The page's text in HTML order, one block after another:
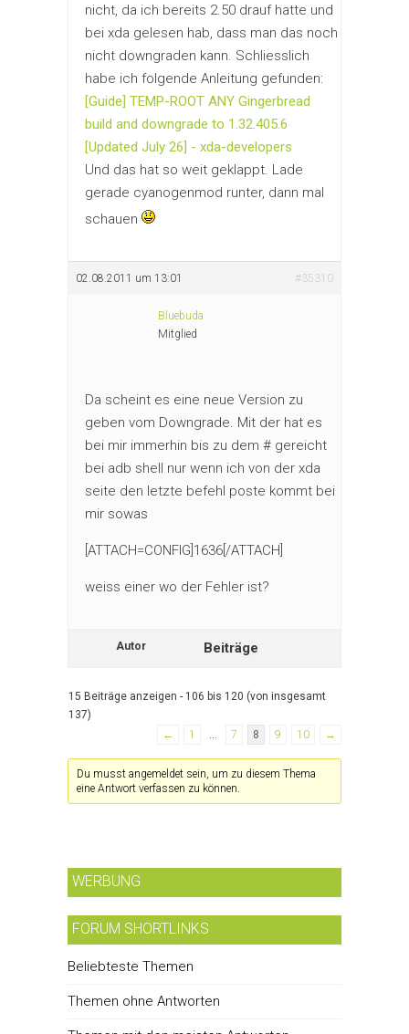
nicht, da ich bereits 2.50 drauf hatte und
bei xda gelesen hab, dass man das noch
nicht downgraden kann. Schliesslich
habe ich folgende Anleitung gefunden:
[Guide] TEMP-ROOT ANY Gingerbread
build and downgrade to 1.32.405.6
[Updated July 26] - xda-developers
Und das hat so weit geklappt. Lade
gerade cyanogenmod runter, dann mal
schauen
02.08.2011 um 13:01 #35310
Bluebuda
Mitglied
Da scheint es eine neue Version zu
geben vom Downgrade. Mit der hat es
bei mir immerhin bis zu dem # gereicht
bei adb shell nur wenn ich von der xda
seite den letzte befehl poste kommt bei
mir sowas
[ATTACH=CONFIG]1636[/ATTACH]
weiss einer wo der Fehler ist?
Autor Beiträge
15 Beiträge anzeigen - 106 bis 120 (von insgesamt
137)
←
1 7 8 9 10 →
Du musst angemeldet sein, um zu diesem Thema
eine Antwort verfassen zu können.
WERBUNG
FORUM SHORTLINKS
Beliebteste Themen
Themen ohne Antworten